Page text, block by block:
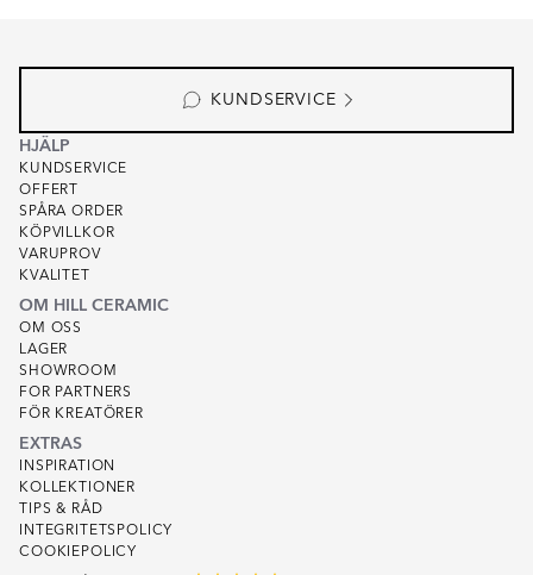
KUNDSERVICE
HJÄLP
KUNDSERVICE
OFFERT
SPÅRA ORDER
KÖPVILLKOR
VARUPROV
KVALITET
OM HILL CERAMIC
OM OSS
LAGER
SHOWROOM
FOR PARTNERS
FÖR KREATÖRER
EXTRAS
INSPIRATION
KOLLEKTIONER
TIPS & RÅD
INTEGRITETSPOLICY
COOKIEPOLICY